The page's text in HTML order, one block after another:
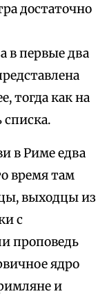
достаточно
в первые два
тогда как на
в Риме едва
время там
выходцы из
с
проповедь
ядро
и